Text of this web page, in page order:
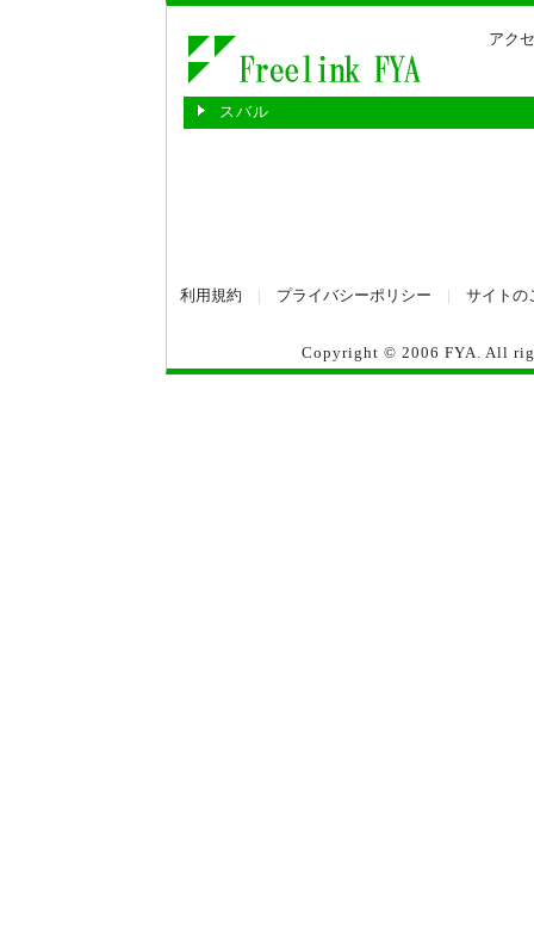
アク
スバル
利用規約 プライバシーポリシー サイトの
Copyright © 2006 FYA. All